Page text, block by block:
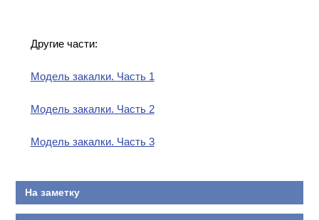
Другие части:
Модель закалки. Часть 1
Модель закалки. Часть 2
Модель закалки. Часть 3
На заметку